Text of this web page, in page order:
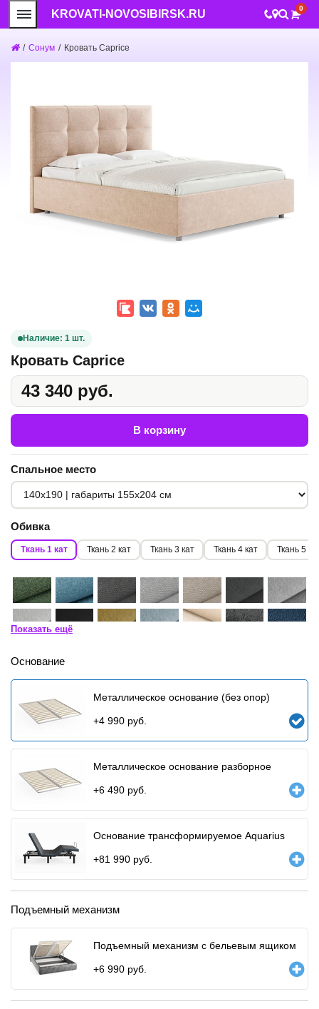
KROVATI-NOVOSIBIRSK.RU 0
/ Сонум / Кровать Caprice
Наличие: 1 шт.
Кровать Caprice
43 340 руб.
В корзину
Спальное место
Обивка
Ткань 1 кат Ткань 2 кат Ткань 3 кат Ткань 4 кат Ткань 5
Показать ещё
Основание
Металлическое основание (без опор)
+4 990 руб.
Металлическое основание разборное
+6 490 руб.
Основание трансформируемое Aquarius
+81 990 руб.
Подъемный механизм
Подъемный механизм с бельевым ящиком
+6 990 руб.